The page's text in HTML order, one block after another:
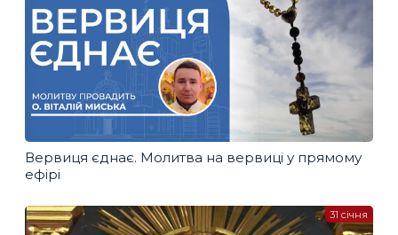
Вервиця єднає. Молитва на вервиці у прямому
ефірі
31 січня